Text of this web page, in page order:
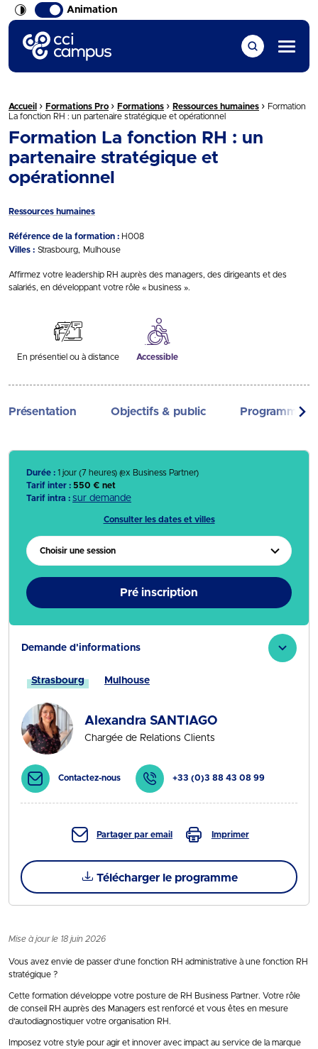
Animation
CCI Campus La formation qui vous ressemble
Menu
Fil d'Ariane :
Accueil › Formations Pro › Formations › Ressources humaines › Formation
La fonction RH : un partenaire stratégique et opérationnel
Formation La fonction RH : un
partenaire stratégique et
opérationnel
Ressources humaines
Référence de la formation : H008
Villes : Strasbourg Mulhouse
Affirmez votre leadership RH auprès des managers, des dirigeants et des
salariés, en développant votre rôle « business ».
En présentiel ou à distance Accessible
Présentation Objectifs & public Programme
Durée : 1 jour (7 heures) (ex Business Partner)
Tarif inter : 550 € net
Tarif intra : sur demande
Consulter les dates et villes
Choisir une session
Pré inscription
Demande d'informations
Strasbourg Mulhouse
Alexandra SANTIAGO
Chargée de Relations Clients
Contactez-nous +33 (0)3 88 43 08 99
Partager par email Imprimer
Télécharger le programme
Mise à jour le 18 juin 2026
Vous avez envie de passer d’une fonction RH administrative à une fonction RH
stratégique ?
Cette formation développe votre posture de RH Business Partner. Votre rôle
de conseil RH auprès des Managers est renforcé et vous êtes en mesure
d’autodiagnostiquer votre organisation RH.
Imposez votre style pour agir et innover avec impact au service de la marque